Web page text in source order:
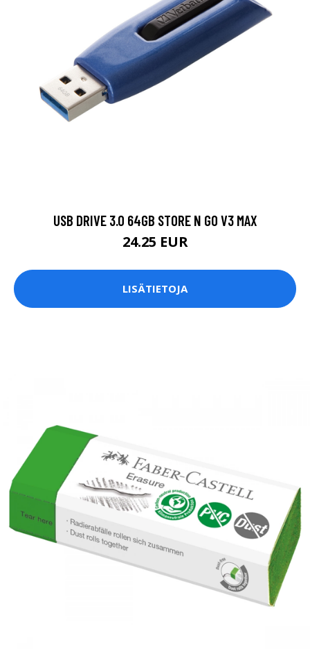
USB DRIVE 3.0 64GB STORE N GO V3 MAX
24.25 EUR
LISÄTIETOJA